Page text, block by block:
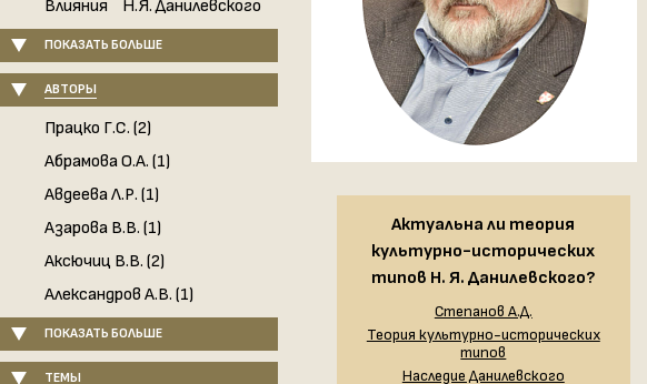
Влияния Н.Я. Данилевского
ПОКАЗАТЬ БОЛЬШЕ
АВТОРЫ
Працко Г.С. (2)
Абрамова О.А. (1)
Авдеева Л.Р. (1)
Азарова В.В. (1)
Аксючиц В.В. (2)
Александров А.В. (1)
ПОКАЗАТЬ БОЛЬШЕ
ТЕМЫ
Актуальна ли теория
культурно-исторических
типов Н. Я. Данилевского?
Степанов А.Д.
Теория культурно-исторических
типов
Наследие Данилевского